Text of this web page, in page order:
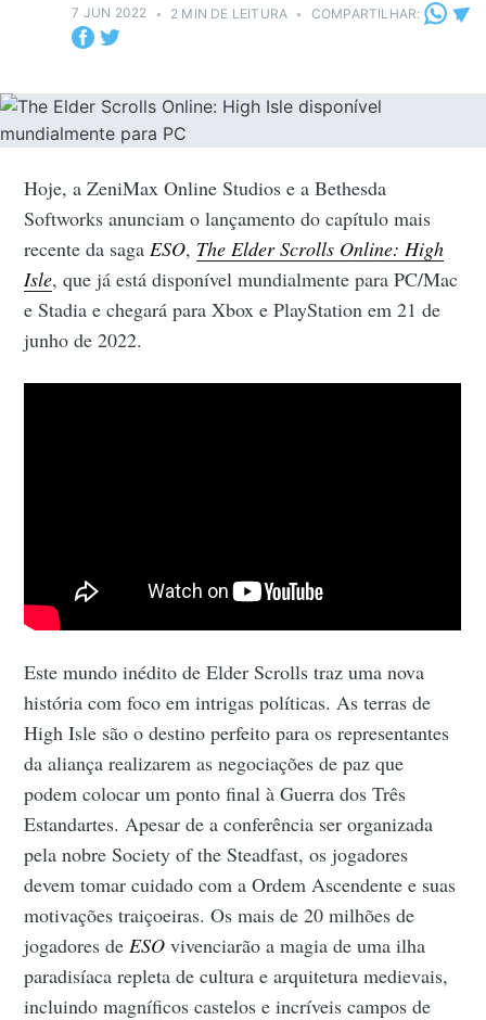
7 JUN 2022 • 2 MIN DE LEITURA • COMPARTILHAR:
Hoje, a ZeniMax Online Studios e a Bethesda
Softworks anunciam o lançamento do capítulo mais
recente da saga ESO, The Elder Scrolls Online: High
Isle, que já está disponível mundialmente para PC/Mac
e Stadia e chegará para Xbox e PlayStation em 21 de
junho de 2022.
Este mundo inédito de Elder Scrolls traz uma nova
história com foco em intrigas políticas. As terras de
High Isle são o destino perfeito para os representantes
da aliança realizarem as negociações de paz que
podem colocar um ponto final à Guerra dos Três
Estandartes. Apesar de a conferência ser organizada
pela nobre Society of the Steadfast, os jogadores
devem tomar cuidado com a Ordem Ascendente e suas
motivações traiçoeiras. Os mais de 20 milhões de
jogadores de ESO vivenciarão a magia de uma ilha
paradisíaca repleta de cultura e arquitetura medievais,
incluindo magníficos castelos e incríveis campos de